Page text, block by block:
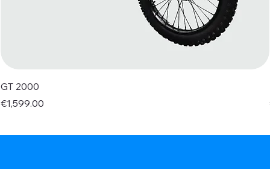
GT 2000
Price
€1,599.00